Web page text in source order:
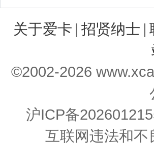
关于爱卡 | 招贤纳士 |
©2002-2026
沪ICP备
互联网违法和不